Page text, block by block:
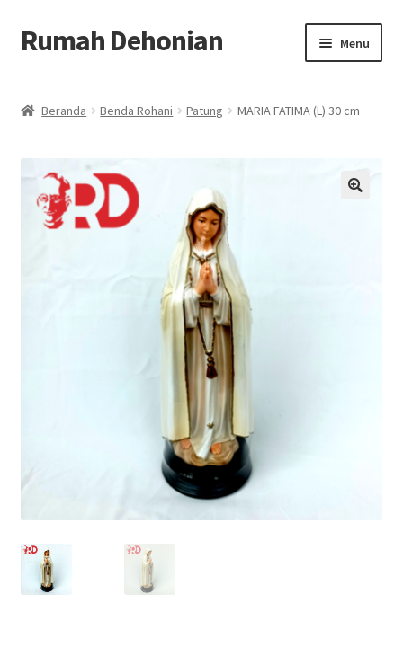
Skip
to
Skip
to
Rumah Dehonian Menu
Berkat Benda Rohani
Cara Belanja
Special Offer!
Beranda Benda Rohani Patung MARIA FATIMA (L) 30 cm